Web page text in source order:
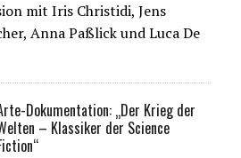
mit Iris Christidi, Jens
Anna Paßlick und Luca De
Dokumentation: „Der Krieg der
– Klassiker der Science